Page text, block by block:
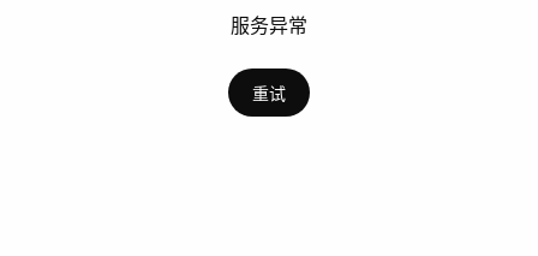
服务异常
重试